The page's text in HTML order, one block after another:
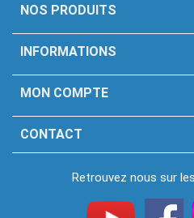
NOS PRODUITS
INFORMATIONS
MON COMPTE
CONTACT
Retrouvez nous sur